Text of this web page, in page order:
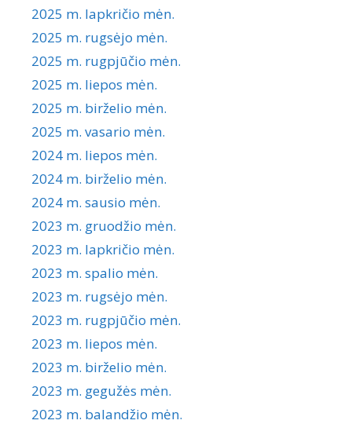
2025 m. lapkričio mėn.
2025 m. rugsėjo mėn.
2025 m. rugpjūčio mėn.
2025 m. liepos mėn.
2025 m. birželio mėn.
2025 m. vasario mėn.
2024 m. liepos mėn.
2024 m. birželio mėn.
2024 m. sausio mėn.
2023 m. gruodžio mėn.
2023 m. lapkričio mėn.
2023 m. spalio mėn.
2023 m. rugsėjo mėn.
2023 m. rugpjūčio mėn.
2023 m. liepos mėn.
2023 m. birželio mėn.
2023 m. gegužės mėn.
2023 m. balandžio mėn.